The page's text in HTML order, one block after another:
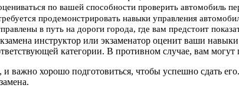
по вашей способности проверить автомобиль
продемонстрировать навыки управления
в путь на дороги города, где вам предстоит
инструктор или экзаменатор оценит ваши
категории. В противном случае, вам
важно хорошо подготовиться, чтобы успешно сдать